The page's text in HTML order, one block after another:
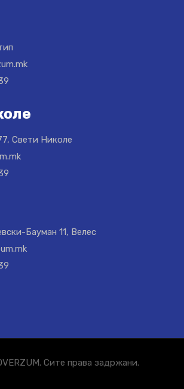
Свети Николе
Бауман 11, Велес
Сите права задржани.